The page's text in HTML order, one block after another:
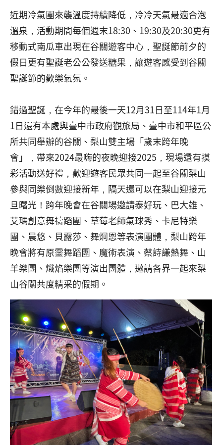
近期冷氣團來襲溫度持續降低，冷冷天氣最適合泡
溫泉，活動期間每個週末18:30、19:30及20:30更有
移動式南瓜車出現在谷關遊客中心，聖誕節前夕的
假日更有聖誕老公公發送糖果，讓遊客感受到谷關
聖誕節的歡樂氣氛。
錯過聖誕，在今年的最後一天12月31日至114年1月
1日還有本處與臺中市政府觀旅局、臺中市和平區公
所共同舉辦的谷關、梨山雙主場「歲末跨年晚
會」，帶來2024最嗨的夜晚迎接2025，現場還有摸
彩活動送好禮，歡迎遊客民眾共同一起至谷關梨山
參與同樂倒數迎接新年，隔天還可以在梨山迎接元
旦曙光！跨年晚會在谷關場邀請泰好玩、巴大雄、
艾瑪創意舞禱蹈團、草莓老師氣球秀、卡尼特樂
團、晨悠、貝露莎、舞炯恩等表演團體，梨山跨年
晚會將有原靈舞蹈團、魔術表演、蔡詩謙熱舞、山
羊樂團、熾焰樂團等演出團體，邀請各界一起來梨
山谷關共度精采的假期。